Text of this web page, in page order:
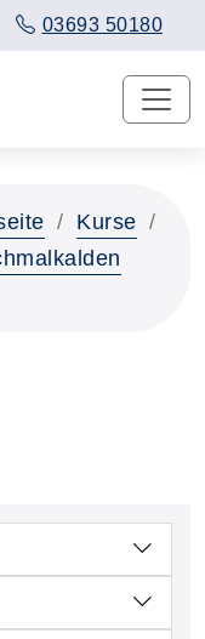
03693 50180
Kurse